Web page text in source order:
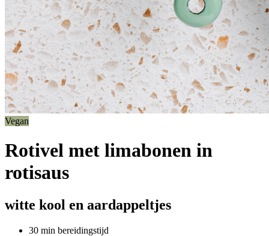
Vegan
Rotivel met limabonen in
rotisaus
witte kool en aardappeltjes
30 min bereidingstijd